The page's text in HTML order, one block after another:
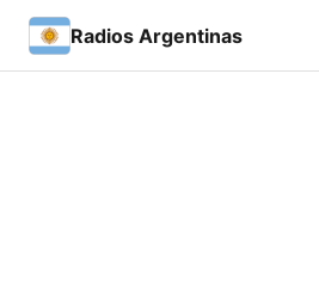
Radios Argentinas